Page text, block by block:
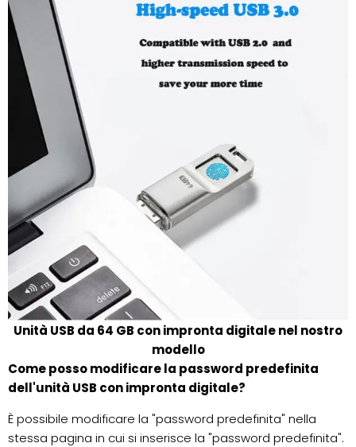
Unità USB da 64 GB con impronta digitale nel nostro
modello
Come posso modificare la password predefinita
dell'unità USB con impronta digitale?
È possibile modificare la "password predefinita" nella
stessa pagina in cui si inserisce la "password predefinita".